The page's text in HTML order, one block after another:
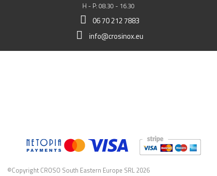
H - P: 08.30 - 16.30
06 70 212 7883
info@crosinox.eu
©Copyright CROSO South Eastern Europe SRL 2026